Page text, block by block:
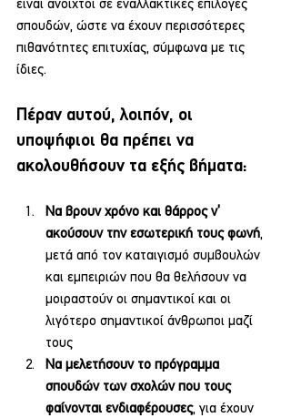
είναι ανοιχτοί σε εναλλακτικές επιλογές
σπουδών, ώστε να έχουν περισσότερες
πιθανότητες επιτυχίας, σύμφωνα με τις
ίδιες.
Πέραν αυτού, λοιπόν, οι
υποψήφιοι θα πρέπει να
ακολουθήσουν τα εξής βήματα:
Να βρουν χρόνο και θάρρος ν’
ακούσουν την εσωτερική τους φωνή,
μετά από τον καταιγισμό συμβουλών
και εμπειριών που θα θελήσουν να
μοιραστούν οι σημαντικοί και οι
λιγότερο σημαντικοί άνθρωποι μαζί
τους
Να μελετήσουν το πρόγραμμα
σπουδών των σχολών που τους
φαίνονται ενδιαφέρουσες, για έχουν